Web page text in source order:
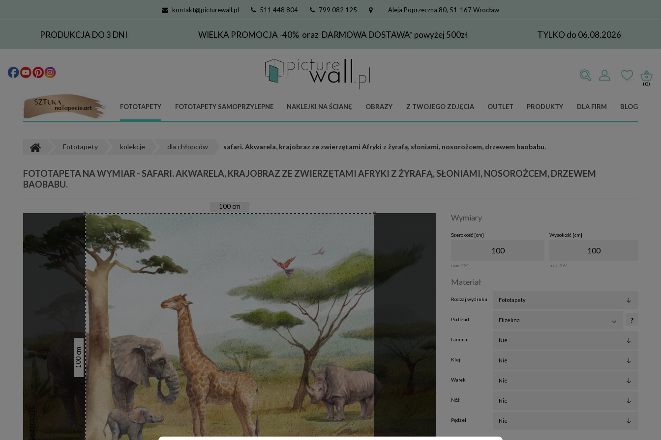
kontakt@picturewall.pl 511 448 804 799 082 125 Aleja Poprzeczna 80, 51-167 Wrocław
PRODUKCJA DO 3 DNI WIELKA PROMOCJA -40% oraz DARMOWA DOSTAWA* powyżej 500zł TYLKO do 06.08.2026
(0)
FOTOTAPETY FOTOTAPETY SAMOPRZYLEPNE NAKLEJKI NA ŚCIANĘ OBRAZY Z TWOJEGO ZDJĘCIA OUTLET PRODUKTY DLA FIRM BLOG
Fototapety kolekcje dla chłopców safari. Akwarela, krajobraz ze zwierzętami Afryki z żyrafą, słoniami, nosorożcem, drzewem baobabu.
FOTOTAPETA NA WYMIAR - SAFARI. AKWARELA, KRAJOBRAZ ZE ZWIERZĘTAMI AFRYKI Z ŻYRAFĄ, SŁONIAMI, NOSOROŻCEM, DRZEWEM
BAOBABU.
100 cm
100
cm
Wymiary
Szerokość [cm]
max: 424
Wysokość [cm]
max: 297
Materiał
Rodzaj wydruku
Podkład ?
Laminat
Klej
Wałek
Nóż
Pędzel